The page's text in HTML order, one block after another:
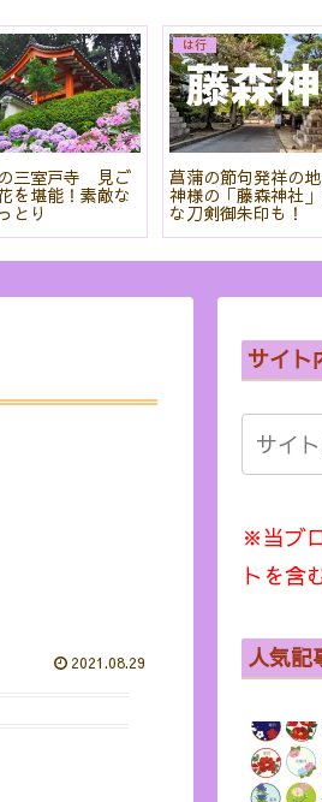
三室戸寺 見ご
を堪能！素敵な
とり
は行
菖蒲の節句発祥の
神様の「藤森神社
な刀剣御朱印も！
2021.08.29
サイト
※当ブ
トを含
人気記